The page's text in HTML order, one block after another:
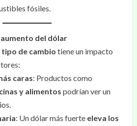
fósiles.
del dólar
de cambio tiene un impacto
caras: Productos como
y alimentos podrían ver un
: Un dólar más fuerte eleva los